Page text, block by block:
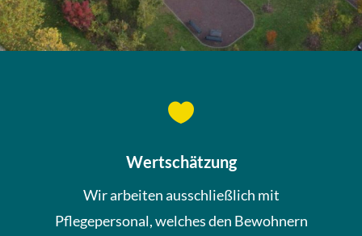

Wertschätzung
Wir arbeiten ausschließlich mit
Pflegepersonal, welches den Bewohnern